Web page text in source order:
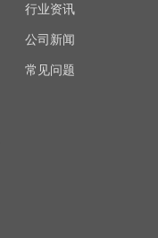
行业资讯
公司新闻
常见问题